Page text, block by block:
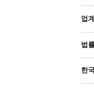
업
법
한